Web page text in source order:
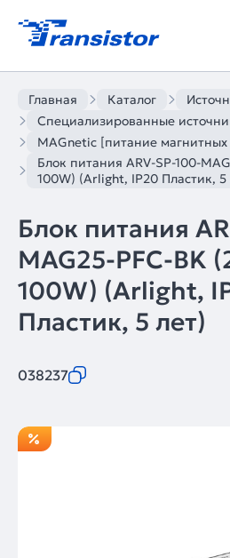
Главная Каталог
Специализированные
MAGnetic [питание магнитных
Блок питания ARV-SP-100-
100W) (Arlight, IP20 Пластик, 5
Блок питания
MAG25-PFC-BK
100W) (Arlight,
Пластик, 5 лет)
038237